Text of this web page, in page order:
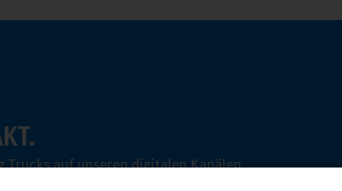
Trucks auf unseren digitalen Kanälen.